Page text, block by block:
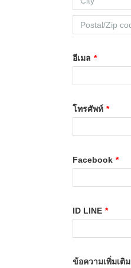
อีเมล *
โทรศัพท์ *
Facebook *
ID LINE *
ข้อความเพิ่มเติม